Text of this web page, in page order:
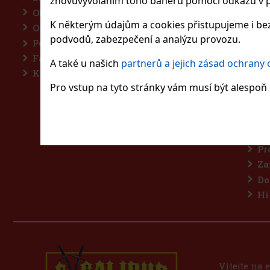
K některým údajům a cookies přistupujeme i
podvodů, zabezpečení a analýzu provozu.
A také u našich partnerů a jejich zásad ochrany
Pro vstup na tyto stránky vám musí být
Obchodní podmínky
Odstroupení od smlouvy
Podmínky ochrany osobních údajů
Facebook pravidla soutěže
Kontakty
Vítejte na